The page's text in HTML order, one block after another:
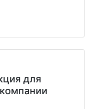
для